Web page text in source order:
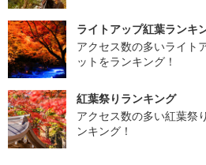
ライトアップ紅葉ランキ
アクセス数の多いライト
ットをランキング！
紅葉祭りランキング
アクセス数の多い紅葉祭
ンキング！